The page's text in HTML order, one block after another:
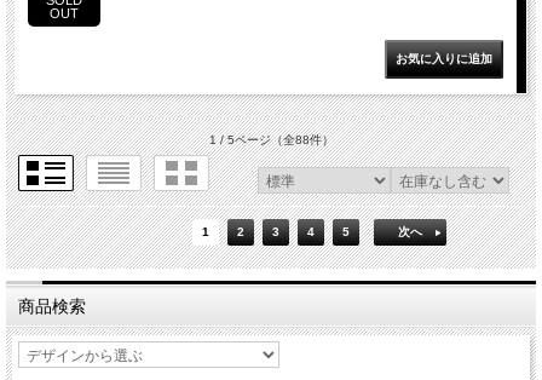
OUT
1 / 5ページ（全88件）
1 2 3 4 5 次へ
商品検索